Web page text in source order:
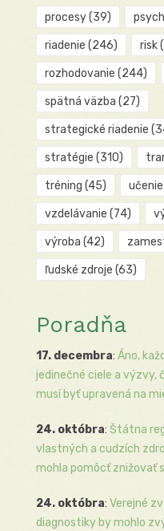
procesy(39)
riadenie (246) risk
rozhodovanie (244)
spätná väzba (27)
strategické riadenie
stratégie (310)
tréning (45) učenie
vzdelávanie (74)
výroba (42)
ľudské zdroje (63)
Poradňa
17. decembra: Áno,
jedinečné ciele a výzvy,
musí byť upravená na
24. októbra: Štátna
vlastných a cudzích
mohla pomôcť znižovať
24. októbra: Verejné
diagnostiky by mohlo